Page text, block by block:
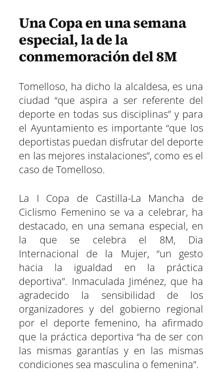
Una Copa en una semana
especial, la de la
conmemoración del 8M
Tomelloso, ha dicho la alcaldesa, es una
ciudad “que aspira a ser referente del
deporte en todas sus disciplinas” y para
el Ayuntamiento es importante “que los
deportistas puedan disfrutar del deporte
en las mejores instalaciones”, como es el
caso de Tomelloso.
La I Copa de Castilla-La Mancha de
Ciclismo Femenino se va a celebrar, ha
destacado, en una semana especial, en
la que se celebra el 8M, Dia
Internacional de la Mujer, “un gesto
hacia la igualdad en la práctica
deportiva”. Inmaculada Jiménez, que ha
agradecido la sensibilidad de los
organizadores y del gobierno regional
por el deporte femenino, ha afirmado
que la práctica deportiva “ha de ser con
las mismas garantías y en las mismas
condiciones sea masculina o femenina”.